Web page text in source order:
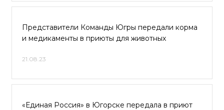
Представители Команды Югры передали корма
и медикаменты в приюты для животных
21.08.23
«Единая Россия» в Югорске передала в приют